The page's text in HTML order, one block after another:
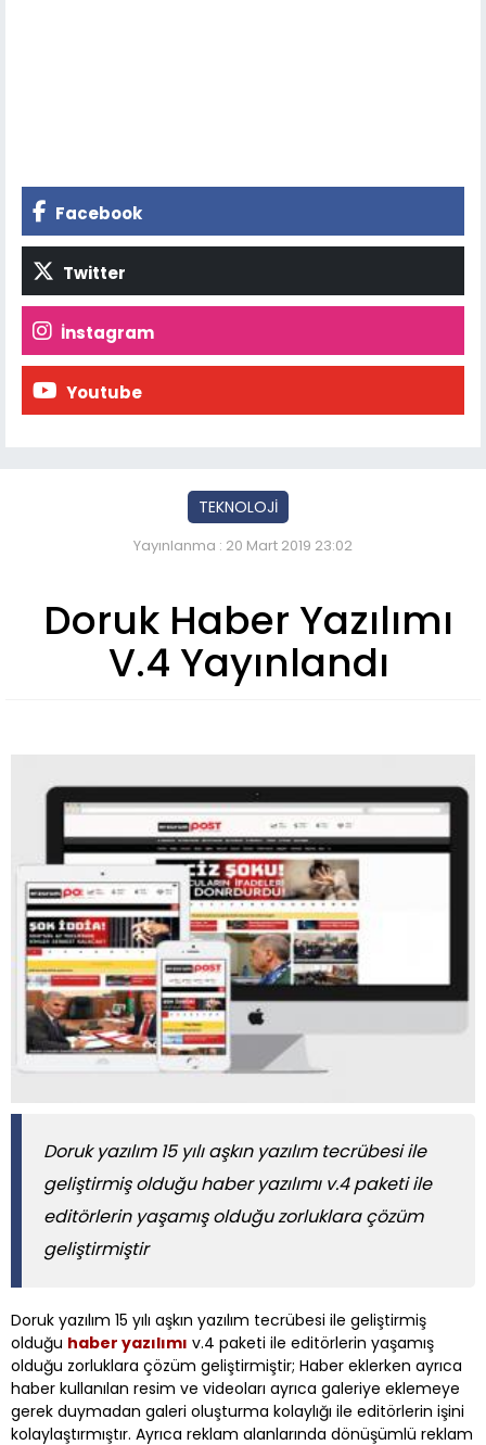
Facebook
Twitter
İnstagram
Youtube
TEKNOLOJİ
Yayınlanma : 20 Mart 2019 23:02
Doruk Haber Yazılımı
V.4 Yayınlandı
Doruk yazılım 15 yılı aşkın yazılım tecrübesi ile
geliştirmiş olduğu haber yazılımı v.4 paketi ile
editörlerin yaşamış olduğu zorluklara çözüm
geliştirmiştir
Doruk yazılım 15 yılı aşkın yazılım tecrübesi ile geliştirmiş
olduğu haber yazılımı v.4 paketi ile editörlerin yaşamış
olduğu zorluklara çözüm geliştirmiştir; Haber eklerken ayrıca
haber kullanılan resim ve videoları ayrıca galeriye eklemeye
gerek duymadan galeri oluşturma kolaylığı ile editörlerin işini
kolaylaştırmıştır. Ayrıca reklam alanlarında dönüşümlü reklam